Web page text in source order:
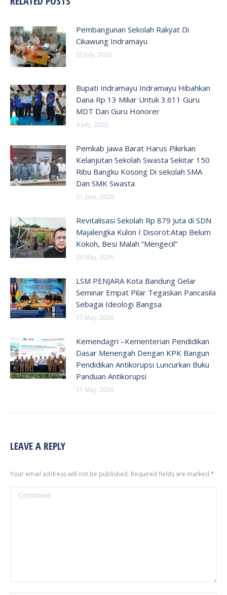
Pembangunan Sekolah Rakyat Di
Cikawung Indramayu
20 July, 2026
Bupati Indramayu Indramayu Hibahkan
Dana Rp 13 Miliar Untuk 3.611 Guru
MDT Dan Guru Honorer
4 July, 2026
Pemkab Jawa Barat Harus Pikirkan
Kelanjutan Sekolah Swasta Sekitar 150
Ribu Bangku Kosong Di sekolah SMA
Dan SMK Swasta
21 June, 2026
Revitalisasi Sekolah Rp 879 Juta di SDN
Majalengka Kulon I Disorot:Atap Belum
Kokoh, Besi Malah “Mengecil”
20 May, 2026
LSM PENJARA Kota Bandung Gelar
Seminar Empat Pilar Tegaskan Pancasila
Sebagai Ideologi Bangsa
17 May, 2026
Kemendagri –Kementerian Pendidikan
Dasar Menengah Dengan KPK Bangun
Pendidikan Antikorupsi Luncurkan Buku
Panduan Antikorupsi
11 May, 2026
LEAVE A REPLY
Your email address will not be published. Required fields are marked *
Comment